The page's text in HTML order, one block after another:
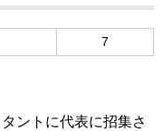
7
ントに代表に招集さ